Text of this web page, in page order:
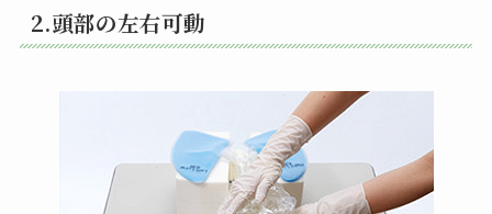
2.頭部の左右可動